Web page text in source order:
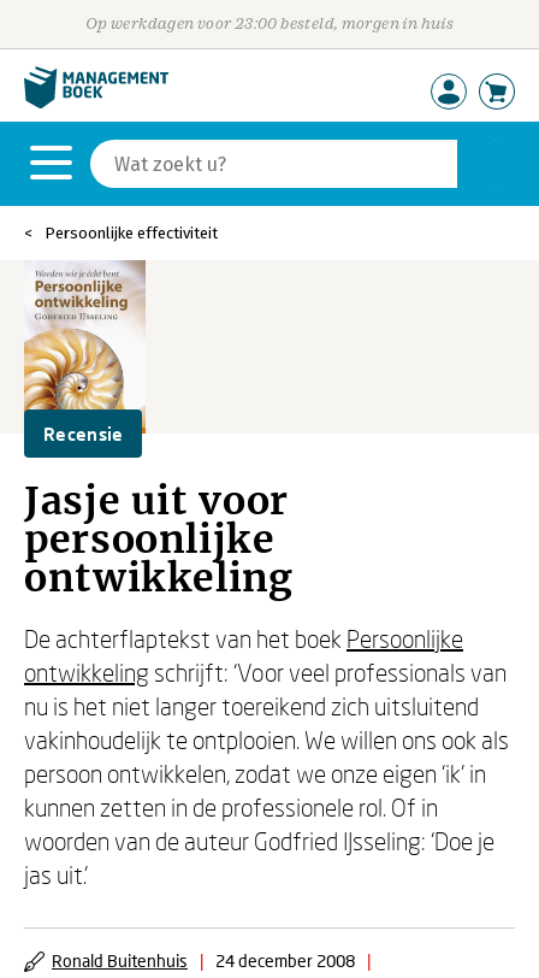
Op werkdagen voor 23:00 besteld, morgen in huis
Persoonlijke effectiviteit
Recensie
Jasje uit voor
persoonlijke
ontwikkeling
De achterflaptekst van het boek Persoonlijke
ontwikkeling schrijft: ‘Voor veel professionals van
nu is het niet langer toereikend zich uitsluitend
vakinhoudelijk te ontplooien. We willen ons ook als
persoon ontwikkelen, zodat we onze eigen ‘ik’ in
kunnen zetten in de professionele rol. Of in
woorden van de auteur Godfried IJsseling: ‘Doe je
jas uit.’
Ronald Buitenhuis | 24 december 2008
|